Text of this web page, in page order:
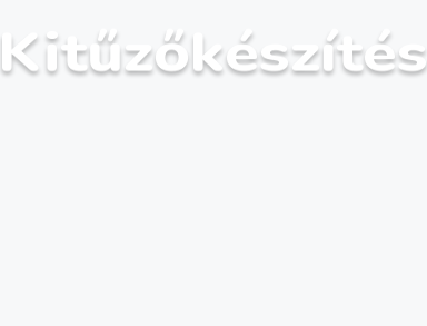
Kitűzőkészítés